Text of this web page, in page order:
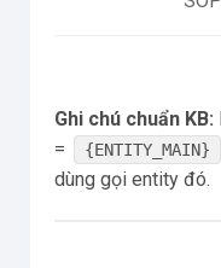
Ghi chú chuẩn KB:
=
{ENTITY_MAIN}
dùng gọi entity đó.